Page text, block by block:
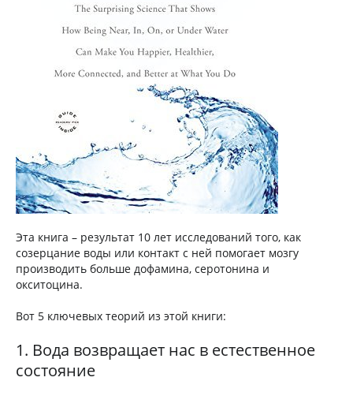
Эта книга – результат 10 лет исследований того, как
созерцание воды или контакт с ней помогает мозгу
производить больше дофамина, серотонина и
окситоцина.
Вот 5 ключевых теорий из этой книги:
1. Вода возвращает нас в естественное
состояние